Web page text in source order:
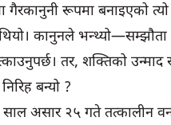
गैरकानुनी रूपमा बनाइएको
कानुनले
तर, शक्तिको
बन्यो ?
असार २५ गते तत्कालीन वन